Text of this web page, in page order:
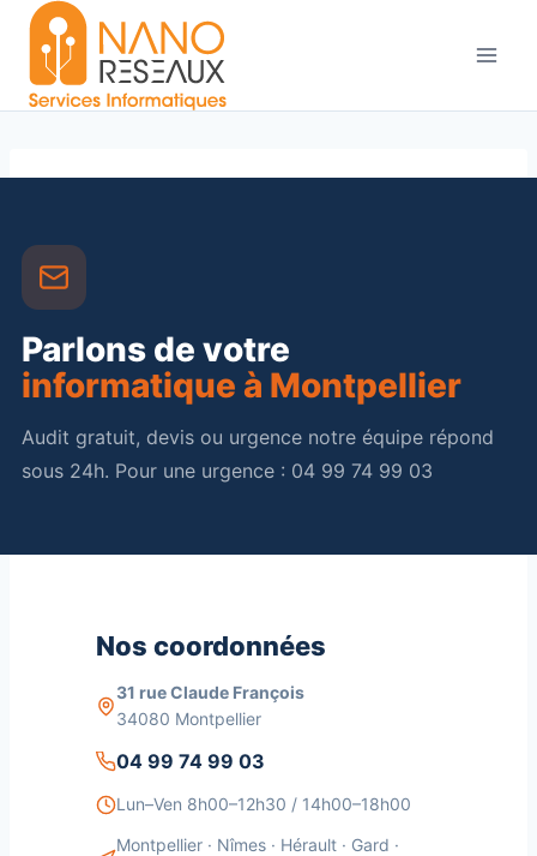
Aller
contenu
Parlons de votre
informatique à Montpellier
Audit gratuit, devis ou urgence notre équipe répond
sous 24h. Pour une urgence : 04 99 74 99 03
Nos coordonnées
31 rue Claude François
34080 Montpellier
04 99 74 99 03
Lun–Ven 8h00–12h30 / 14h00–18h00
Montpellier · Nîmes · Hérault · Gard ·